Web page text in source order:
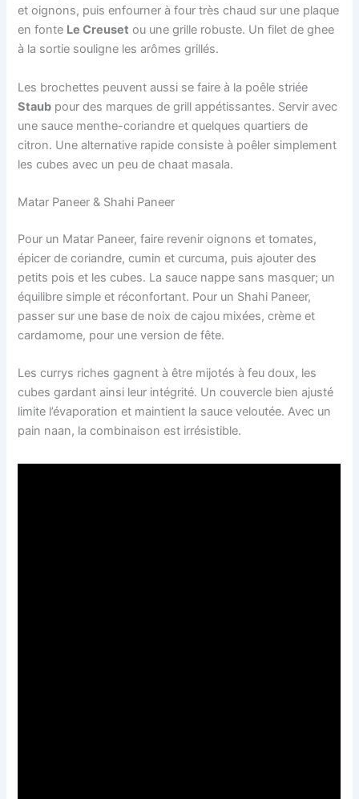
et oignons, puis enfourner à four très chaud sur une plaque
en fonte Le Creuset ou une grille robuste. Un filet de ghee
à la sortie souligne les arômes grillés.
Les brochettes peuvent aussi se faire à la poêle striée
Staub pour des marques de grill appétissantes. Servir avec
une sauce menthe-coriandre et quelques quartiers de
citron. Une alternative rapide consiste à poêler simplement
les cubes avec un peu de chaat masala.
Matar Paneer & Shahi Paneer
Pour un Matar Paneer, faire revenir oignons et tomates,
épicer de coriandre, cumin et curcuma, puis ajouter des
petits pois et les cubes. La sauce nappe sans masquer; un
équilibre simple et réconfortant. Pour un Shahi Paneer,
passer sur une base de noix de cajou mixées, crème et
cardamome, pour une version de fête.
Les currys riches gagnent à être mijotés à feu doux, les
cubes gardant ainsi leur intégrité. Un couvercle bien ajusté
limite l’évaporation et maintient la sauce veloutée. Avec un
pain naan, la combinaison est irrésistible.